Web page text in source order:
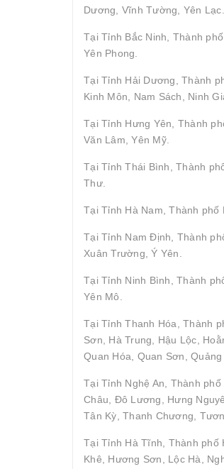
Dương, Vĩnh Tường, Yên Lạc.
Tại Tỉnh Bắc Ninh, Thành
Yên Phong.
Tại Tỉnh Hải Dương, Thành
Kinh Môn, Nam Sách, Ninh
Tại Tỉnh Hưng Yên, Thành
Văn Lâm, Yên Mỹ.
Tại Tỉnh Thái Bình, Thành
Thư.
Tại Tỉnh Hà Nam, Thành phố
Tại Tỉnh Nam Định, Thành
Xuân Trường, Ý Yên.
Tại Tỉnh Ninh Bình, Thành
Yên Mô.
Tại Tỉnh Thanh Hóa, Thành
Sơn, Hà Trung, Hậu Lộc,
Quan Hóa, Quan Sơn,
Tại Tỉnh Nghệ An, Thành
Châu, Đô Lương, Hưng
Tân Kỳ, Thanh Chương,
Tại Tỉnh Hà Tĩnh, Thành phố
Khê, Hương Sơn, Lộc Hà,